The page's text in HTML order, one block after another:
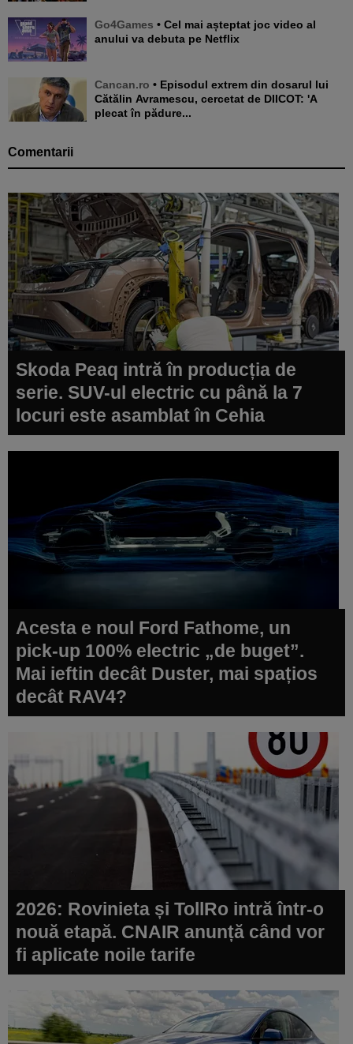
Go4Games • Cel mai așteptat joc video al
anului va debuta pe Netflix
Cancan.ro • Episodul extrem din dosarul lui
Cătălin Avramescu, cercetat de DIICOT: 'A
plecat în pădure...
Comentarii
Skoda Peaq intră în producția de
serie. SUV-ul electric cu până la 7
locuri este asamblat în Cehia
Acesta e noul Ford Fathome, un
pick-up 100% electric „de buget”.
Mai ieftin decât Duster, mai spațios
decât RAV4?
2026: Rovinieta și TollRo intră într-o
nouă etapă. CNAIR anunță când vor
fi aplicate noile tarife